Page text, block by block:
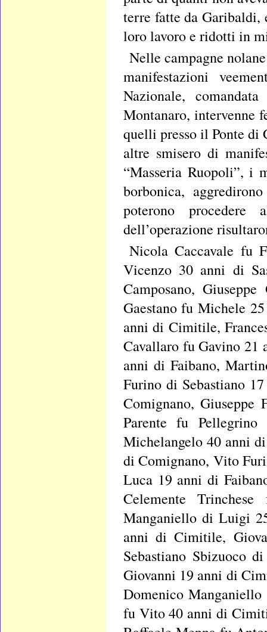
terre fatte da
loro lavoro e ridotti in
Nelle campagne
manifestazioni
Nazionale,
Montanaro, intervenne
quelli presso il Ponte
altre smisero di
“Masseria Ruopoli”, i
borbonica,
poterono
dell’operazione
Nicola Caccavale fu
Vicenzo 30 anni di
Camposano,
Gaestano fu Michele
anni di Cimitile,
Cavallaro fu Gavino 21
anni di Faibano,
Furino di Sebastiano
Comignano, Giuseppe
Parente fu
Michelangelo 40 anni
di Comignano, Vito
Luca 19 anni di
Celemente
Manganiello di Luigi
anni di Cimitile,
Sebastiano Sbizuoco
Giovanni 19 anni di
Domenico
fu Vito 40 anni di